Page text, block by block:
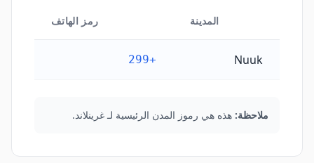
المدينة رمز الهاتف
Nuuk
+299
ملاحظة: هذه هي رموز المدن الرئيسية لـ غرينلاند.